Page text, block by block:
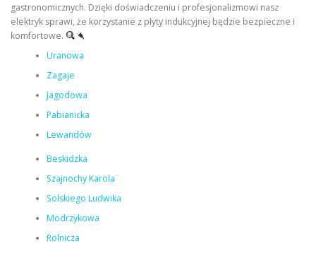
gastronomicznych. Dzięki doświadczeniu i profesjonalizmowi nasz
elektryk sprawi, że korzystanie z płyty indukcyjnej będzie bezpieczne i
komfortowe.
Uranowa
Zagaje
Jagodowa
Pabianicka
Lewandów
Beskidzka
Szajnochy Karola
Solskiego Ludwika
Modrzykowa
Rolnicza